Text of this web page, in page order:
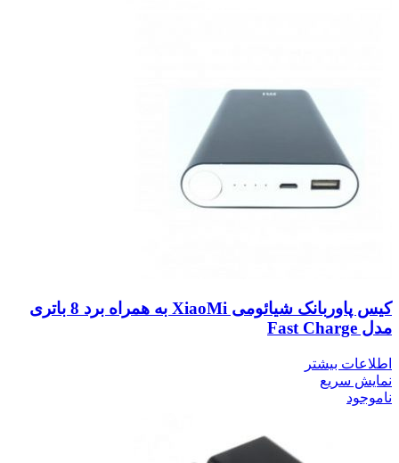
کیس پاوربانک شیائومی XiaoMi به همراه برد 8 باتری
مدل Fast Charge
اطلاعات بیشتر
نمایش سریع
ناموجود